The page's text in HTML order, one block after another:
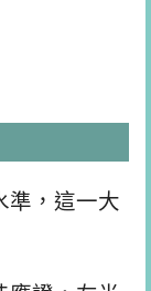
準，這一大